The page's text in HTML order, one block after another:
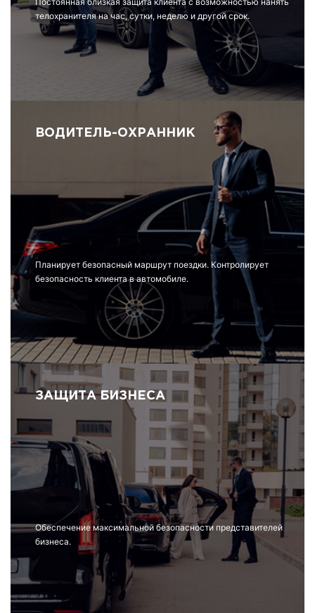
телохранителя на час, сутки, неделю и другой срок.
ВОДИТЕЛЬ-ОХРАННИК
Планирует безопасный маршрут поездки. Контролирует
безопасность клиента в автомобиле.
ЗАЩИТА БИЗНЕСА
Обеспечение максимальной безопасности представителей
бизнеса.